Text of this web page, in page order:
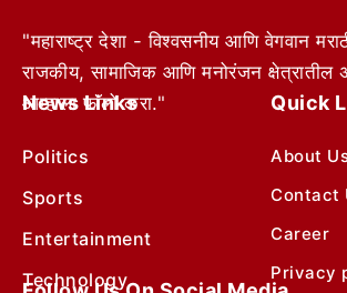
"महाराष्ट्र देशा - विश्वसनीय आणि वेगवान
राजकीय, सामाजिक आणि मनोरंजन क्षेत्रातील
आम्हाला फॉलो करा."
News Links
Politics
Sports
Entertainment
Technology
Quick
About
Contact
Career
Privacy